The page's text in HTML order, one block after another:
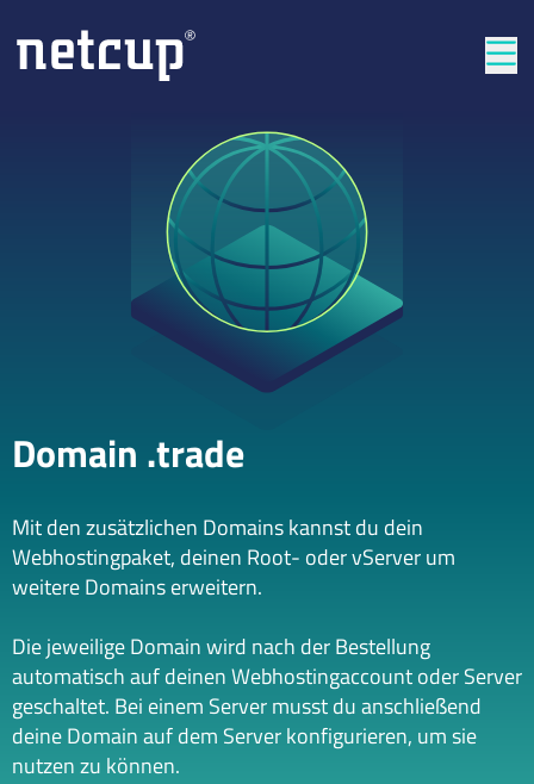
Domain .trade
Mit den zusätzlichen Domains kannst du dein
Webhostingpaket, deinen Root- oder vServer um
weitere Domains erweitern.
Die jeweilige Domain wird nach der Bestellung
automatisch auf deinen Webhostingaccount oder Server
geschaltet. Bei einem Server musst du anschließend
deine Domain auf dem Server konfigurieren, um sie
nutzen zu können.